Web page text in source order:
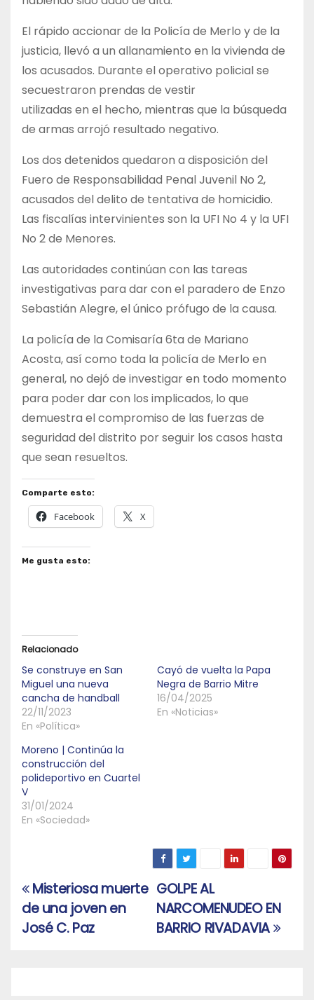
El rápido accionar de la Policía de Merlo y de la
justicia, llevó a un allanamiento en la vivienda de
los acusados. Durante el operativo policial se
secuestraron prendas de vestir
utilizadas en el hecho, mientras que la búsqueda
de armas arrojó resultado negativo.
Los dos detenidos quedaron a disposición del
Fuero de Responsabilidad Penal Juvenil No 2,
acusados del delito de tentativa de homicidio.
Las fiscalías intervinientes son la UFI No 4 y la UFI
No 2 de Menores.
Las autoridades continúan con las tareas
investigativas para dar con el paradero de Enzo
Sebastián Alegre, el único prófugo de la causa.
La policía de la Comisaría 6ta de Mariano
Acosta, así como toda la policía de Merlo en
general, no dejó de investigar en todo momento
para poder dar con los implicados, lo que
demuestra el compromiso de las fuerzas de
seguridad del distrito por seguir los casos hasta
que sean resueltos.
Comparte esto:
Facebook X
Me gusta esto:
Relacionado
Se construye en San
Miguel una nueva
cancha de handball
22/11/2023
En «Política»
Cayó de vuelta la Papa
Negra de Barrio Mitre
16/04/2025
En «Noticias»
Moreno | Continúa la
construcción del
polideportivo en Cuartel
V
31/01/2024
En «Sociedad»
Navegación
de
GOLPE AL
NARCOMENUDEO EN
BARRIO RIVADAVIA
Misteriosa muerte
de una joven en
José C. Paz